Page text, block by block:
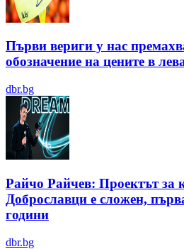
Първи вериги у нас
обозначение на цените в
dbr.bg
Райчо Райчев: Проектът за
Доброславци е сложен,
години
dbr.bg